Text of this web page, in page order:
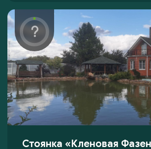
Стоянка «Кленовая